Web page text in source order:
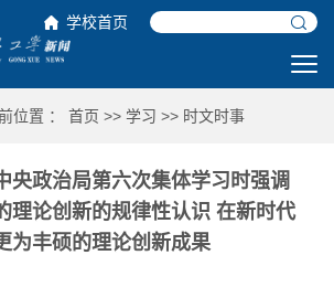
学校首页
位置 ： 首页 >> 学习 >> 时文时事
央政治局第六次集体学习时强调
理论创新的规律性认识 在新时代
为丰硕的理论创新成果